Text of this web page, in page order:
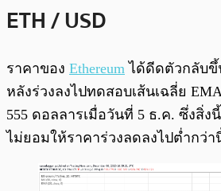
ETH / USD
ราคาของ Ethereum ได้ดีดตัวกลับขึ้
หลังร่วงลงไปทดสอบเส้นเฉลี่ย
555 ดอลลารเมื่อวันที่ 5 ธ.ค. ซึ่งสิ่ง
ไม่ยอมให้ราคาร่วงลดลงไปต่ำกว่า